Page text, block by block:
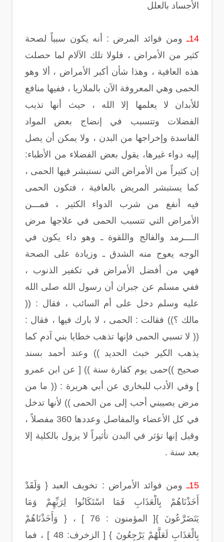
الأجساد بالعلل
14ـ ومن فوائد المرض : أنه يكون سبباً لصحة
كثير من الأمراض ، فلولا تلك الآلام لما حصلت
هذه العافية ، وهذا شأن أكبر الأمراض ، ألا وهو
الحمى وهي المعروفة الآن بالملاريا ، ففيها منافع
للأبدان لا يعلمها إلا الله ، حيث أنها تذيب
الفضلات وتتسبب في إنضاج بعض المواد
الفاسدة وإخراجها من البدن ، ولا يمكن أن يصل
إليه دواء غيرها، يقول بعض الفضلاء من الأطباء:
إن كثيراً من الأمراض التي نستبشر فيها الحمى ،
كما يستبشر المريض بالعافية ، فتكون الحمى
فيه أنفع من شرب الدواء الكثير ، فمـــن
الأمراض التي تتسبب الحمى في علاجها مرض
الــــرمد والفالج واللقوة ـ وهو داء يكون في
الوجه يعوج منه الشدق ـ وزيادة على الصحة
فهي من أفضل الأمراض في تكفير الذنوب ،
ففي مسلم عن جبران أن رسول الله صلى الله
عليه وسلم دخل على أم السائب ، فقال : ((
مالك ؟)) فقالت : الحمى ، لا بارك فيها ، فقال :
(( لا تسبي الحمى فإنها تذهب خطايا بني آدم كما
يذهب الكير خبث الحديد )) وعند أحمد بسند
صحيح ))حمى يوم كفارة سنة )) [ عن ابن عمرو
] وفي الأدب للبخاري عن أبي هريرة : (( ما من
مرض يصيبني أحب إلى من الحمى )) لأنها تدخل
في كل الأعضاء والمفاصل وعددها 360 مفصلاً ،
وقيل إنها تؤثر في البدن تأثيراً لا يزول بالكلية إلا
بعد سنة .
15ـ ومن فوائد الأمراض : تخويف العبد { وَلَقَدْ
أَخَذْنَاهُمْ بِالْعَذَابِ فَمَا اسْتَكَانُوا لِرَبِّهِمْ وَمَا
يَتَضَرَّعُونَ }[ المؤمنون : 76 ] ، { وَأَخَذْنَاهُمْ
بِالْعَذَابِ لَعَلَّهُمْ يَرْجِعُونَ } [ الزخرف: 48 ] ، فما